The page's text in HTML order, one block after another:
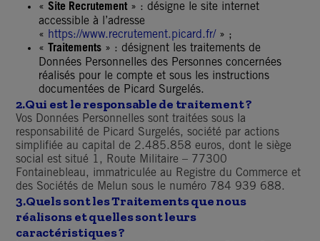
«Site Recrutement» : désigne le site internet
accessible à l’adresse
« https://www.recrutement.picard.fr/ » ;
«
Traitements » : désignent les traitements de
Données Personnelles des Personnes concernées
réalisés pour le compte et sous les instructions
documentées de Picard Surgelés.
2.Qui est le responsable de traitement ?
Vos Données Personnelles sont traitées sous la
responsabilité de Picard Surgelés, société par actions
simplifiée au capital de 2.485.858 euros, dont le siège
social est situé 1, Route Militaire – 77300
Fontainebleau, immatriculée au Registre du Commerce et
des Sociétés de Melun sous le numéro 784 939 688.
3.Quels sont les Traitements que nous
réalisons et quelles sont leurs
caractéristiques ?